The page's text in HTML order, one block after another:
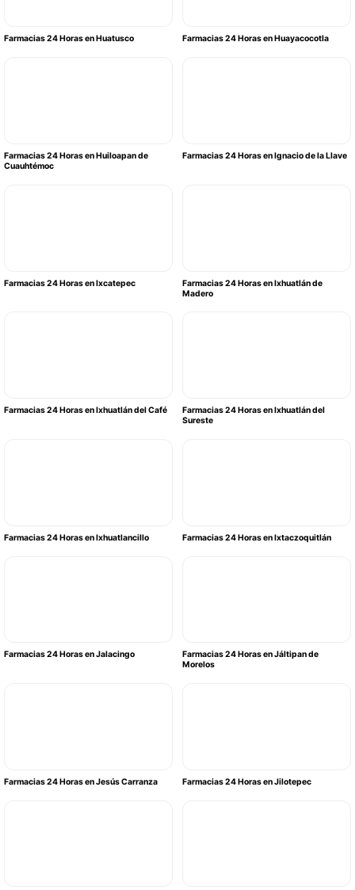
Farmacias 24 Horas en Huatusco Farmacias 24 Horas en Huayacocotla
Farmacias 24 Horas en Huiloapan de
Cuauhtémoc
Farmacias 24 Horas en Ignacio de la Llave
Farmacias 24 Horas en Ixcatepec
Farmacias 24 Horas en Ixhuatlán de
Madero
Farmacias 24 Horas en Ixhuatlán del Café
Farmacias 24 Horas en Ixhuatlán del
Sureste
Farmacias 24 Horas en Ixhuatlancillo Farmacias 24 Horas en Ixtaczoquitlán
Farmacias 24 Horas en Jalacingo
Farmacias 24 Horas en Jáltipan de
Morelos
Farmacias 24 Horas en Jesús Carranza Farmacias 24 Horas en Jilotepec